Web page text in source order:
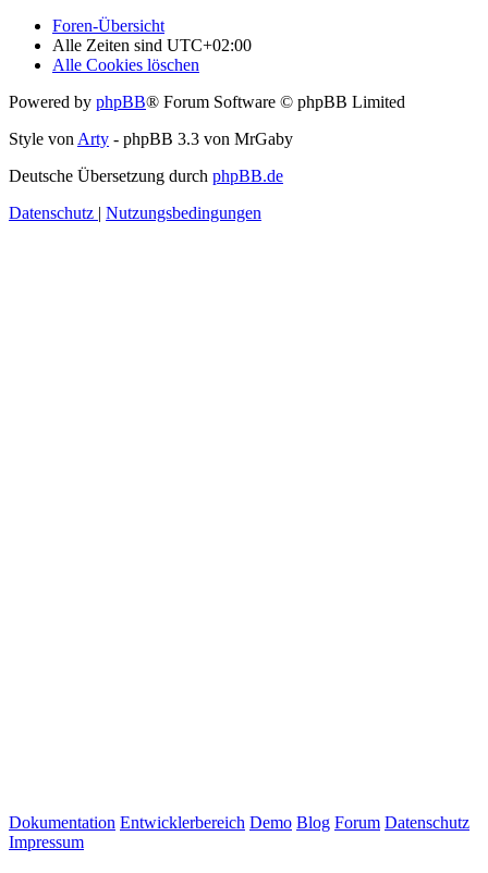
Foren-Übersicht
Alle Zeiten sind UTC+02:00
Alle Cookies löschen
Powered by phpBB® Forum Software © phpBB Limited
Style vonArty - phpBB 3.3 von MrGaby
Deutsche Übersetzung durch phpBB.de
Datenschutz | Nutzungsbedingungen
Dokumentation Entwicklerbereich Demo Blog Forum Datenschutz
Impressum